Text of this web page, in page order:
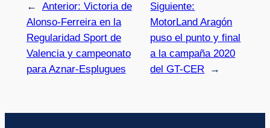
← Anterior: Victoria de
Alonso-Ferreira en la
Regularidad Sport de
Valencia y campeonato
para Aznar-Esplugues
Siguiente:
MotorLand Aragón
puso el punto y final
a la campaña 2020
del GT-CER
→